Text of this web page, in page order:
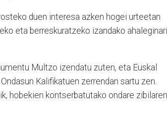
duen interesa azken hogei urteetan
eta berreskuratzeko izandako ahaleginari
Multzo izendatu zuten, eta Euskal
Kalifikatuen zerrendan sartu zen.
hobekien kontserbatutako ondare zibilaren